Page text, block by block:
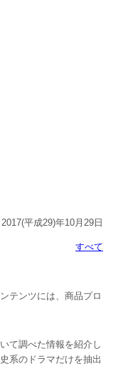
2017(平成29)年10月29日
すべて
テンツには、商品プロ
て調べた情報を紹介し
系のドラマだけを抽出